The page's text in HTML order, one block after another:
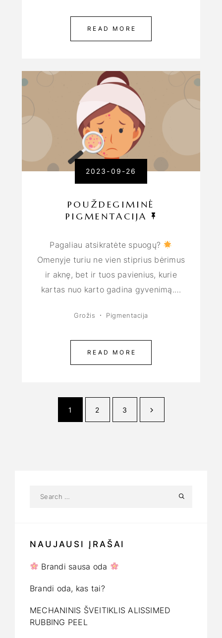
READ MORE
2023-09-26
POUŽDEGIMINĖ
PIGMENTACIJA
Pagaliau atsikratėte spuogų?
Omenyje turiu ne vien stiprius bėrimus
ir aknę, bet ir tuos pavienius, kurie
kartas nuo karto gadina gyvenimą.…
Grožis Pigmentacija
READ MORE
1 2 3
NAUJAUSI ĮRAŠAI
Brandi sausa oda
Brandi oda, kas tai?
MECHANINIS ŠVEITIKLIS ALISSIMED
RUBBING PEEL